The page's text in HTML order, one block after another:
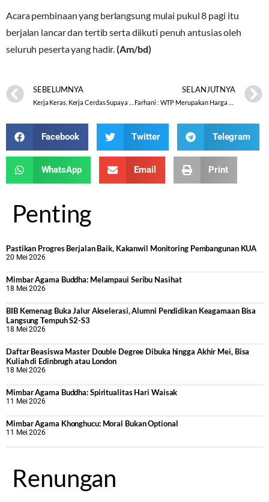
Acara pembinaan yang berlangsung mulai pukul 8 pagi itu
berjalan lancar dan tertib serta diikuti penuh antusias oleh
seluruh peserta yang hadir.(Am/bd)
SEBELUMNYA SELANJUTNYA
Facebook Twitter Telegram
WhatsApp Email Print
Penting
Pastikan Progres Berjalan Baik, Kakanwil Monitoring Pembangunan KUA
20 Mei 2026
Mimbar Agama Buddha: Melampaui Seribu Nasihat
18 Mei 2026
BIB Kemenag Buka Jalur Akselerasi, Alumni Pendidikan Keagamaan Bisa
Langsung Tempuh S2-S3
18 Mei 2026
Daftar Beasiswa Master Double Degree Dibuka hingga Akhir Mei, Bisa
Kuliah di Edinbrugh atau London
18 Mei 2026
Mimbar Agama Buddha: Spiritualitas Hari Waisak
11 Mei 2026
Mimbar Agama Khonghucu: Moral Bukan Optional
11 Mei 2026
Renungan